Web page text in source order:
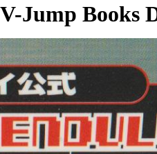
Jump Books